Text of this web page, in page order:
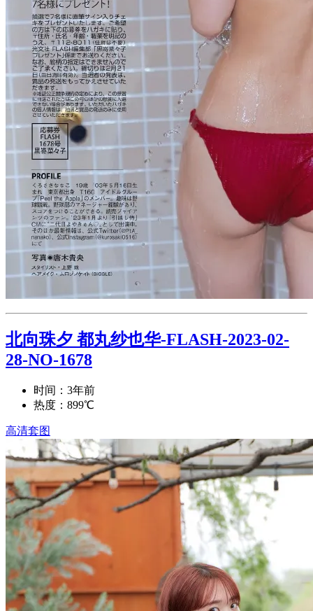
北向珠夕 都丸纱也华-FLASH-2023-02-
28-NO-1678
时间：3年前
热度：899℃
高清套图